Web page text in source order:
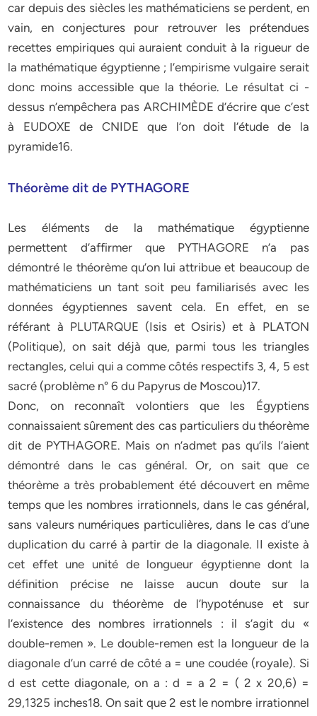
car depuis des siècles les mathématiciens se perdent, en
vain, en conjectures pour retrouver les prétendues
recettes empiriques qui auraient conduit à la rigueur de
la mathématique égyptienne ; l’empirisme vulgaire serait
donc moins accessible que la théorie. Le résultat ci -
dessus n’empêchera pas ARCHIMÈDE d’écrire que c’est
à EUDOXE de CNIDE que l’on doit l’étude de la
pyramide16.
Théorème dit de PYTHAGORE
Les éléments de la mathématique égyptienne
permettent d’affirmer que PYTHAGORE n’a pas
démontré le théorème qu’on lui attribue et beaucoup de
mathématiciens un tant soit peu familiarisés avec les
données égyptiennes savent cela. En effet, en se
référant à PLUTARQUE (Isis et Osiris) et à PLATON
(Politique), on sait déjà que, parmi tous les triangles
rectangles, celui qui a comme côtés respectifs 3, 4, 5 est
sacré (problème n° 6 du Papyrus de Moscou)17.
Donc, on reconnaît volontiers que les Égyptiens
connaissaient sûrement des cas particuliers du théorème
dit de PYTHAGORE. Mais on n’admet pas qu’ils l’aient
démontré dans le cas général. Or, on sait que ce
théorème a très probablement été découvert en même
temps que les nombres irrationnels, dans le cas général,
sans valeurs numériques particulières, dans le cas d’une
duplication du carré à partir de la diagonale. II existe à
cet effet une unité de longueur égyptienne dont la
définition précise ne laisse aucun doute sur la
connaissance du théorème de l’hypoténuse et sur
l’existence des nombres irrationnels : il s’agit du «
double-remen ». Le double-remen est la longueur de la
diagonale d’un carré de côté a = une coudée (royale). Si
d est cette diagonale, on a : d = a 2 = ( 2 x 20,6) =
29,1325 inches18. On sait que 2 est le nombre irrationnel